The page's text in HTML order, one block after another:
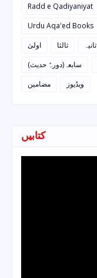
Radd e Qadiyaniyat
Urdu Aqa'ed Books
اولیٰ
ثالثا ثانیہ
سابعہ(دورہٌ حدیث)
مضامین
ویڈیوز
کتابیں